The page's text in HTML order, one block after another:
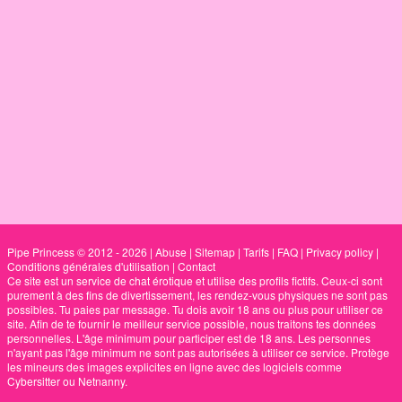
Pipe Princess © 2012 - 2026 | Abuse | Sitemap| Tarifs| FAQ| Privacy policy|
Conditions générales d'utilisation | Contact
Ce site est un service de chat érotique et utilise des profils fictifs. Ceux-ci sont
purement à des fins de divertissement, les rendez-vous physiques ne sont pas
possibles. Tu paies par message. Tu dois avoir 18 ans ou plus pour utiliser ce
site. Afin de te fournir le meilleur service possible, nous traitons tes données
personnelles. L'âge minimum pour participer est de 18 ans. Les personnes
n'ayant pas l'âge minimum ne sont pas autorisées à utiliser ce service. Protège
les mineurs des images explicites en ligne avec des logiciels comme
Cybersitter ou Netnanny.